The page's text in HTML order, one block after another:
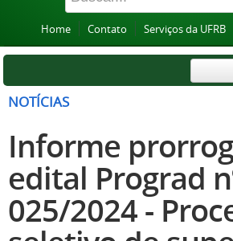
Home Contato Serviços da UFRB
NOTÍCIAS
Informe
edital Prograd
025/2024 -